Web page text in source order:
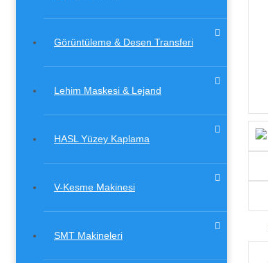
Görüntüleme & Desen Transferi
Lehim Maskesi & Lejand
HASL Yüzey Kaplama
V-Kesme Makinesi
SMT Makineleri